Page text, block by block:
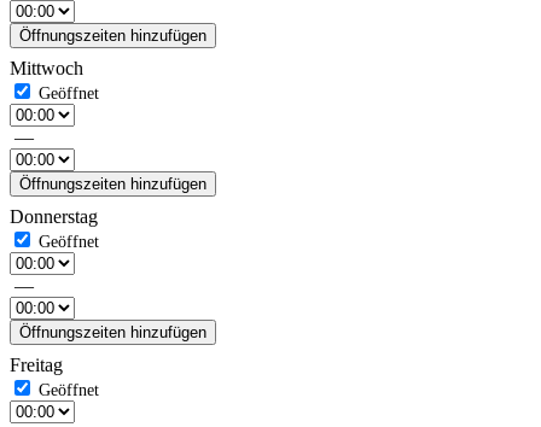
Öffnungszeiten hinzufügen
Mittwoch
—
Öffnungszeiten hinzufügen
Donnerstag
—
Öffnungszeiten hinzufügen
Freitag